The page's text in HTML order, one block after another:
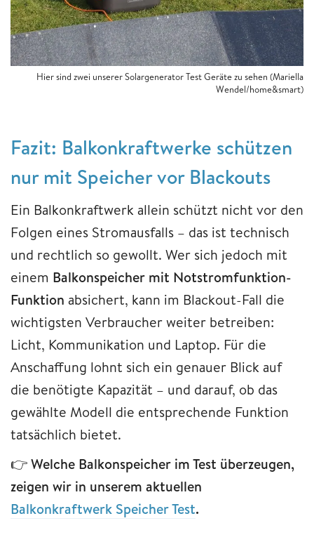
Hier sind zwei unserer Solargenerator Test Geräte zu sehen (Mariella
Wendel/home&smart)
Fazit: Balkonkraftwerke schützen
nur mit Speicher vor Blackouts
Ein Balkonkraftwerk allein schützt nicht vor den
Folgen eines Stromausfalls – das ist technisch
und rechtlich so gewollt. Wer sich jedoch mit
einem Balkonspeicher mit Notstromfunktion-
Funktion absichert, kann im Blackout-Fall die
wichtigsten Verbraucher weiter betreiben:
Licht, Kommunikation und Laptop. Für die
Anschaffung lohnt sich ein genauer Blick auf
die benötigte Kapazität – und darauf, ob das
gewählte Modell die entsprechende Funktion
tatsächlich bietet.
👉Welche Balkonspeicher im Test überzeugen,
zeigen wir in unserem aktuellen
Balkonkraftwerk Speicher Test.